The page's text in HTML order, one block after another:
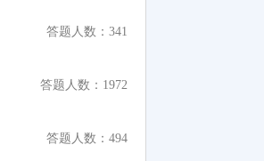
答题人数：341
答题人数：1972
答题人数：494